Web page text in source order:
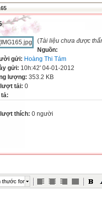
(Tài liệu chưa được
Nguồn:
gửi: Hoàng Thi Tám
gửi: 10h:42' 04-01-2012
lượng: 353.2 KB
tải: 0
tả:
thích: 0 người
thước font